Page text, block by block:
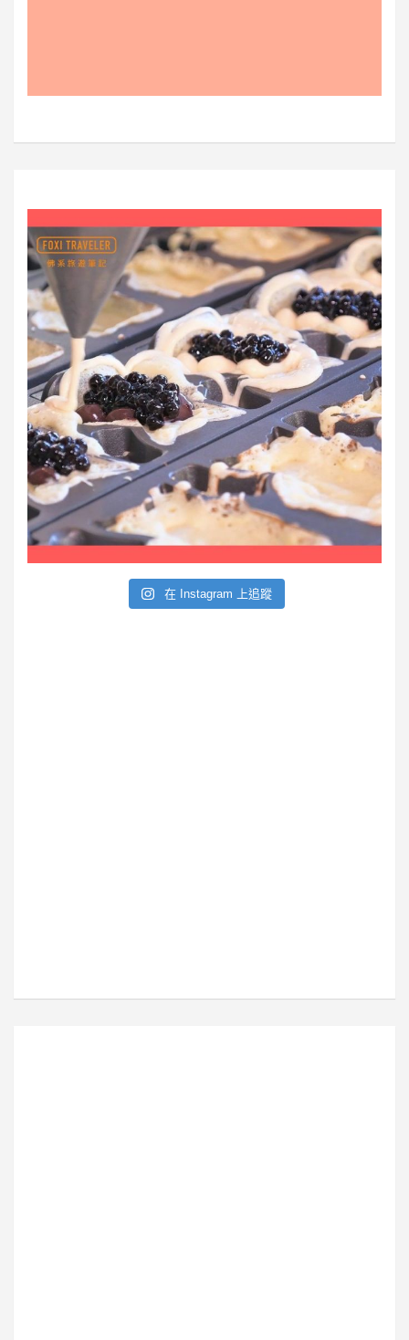
在 Instagram 上追蹤